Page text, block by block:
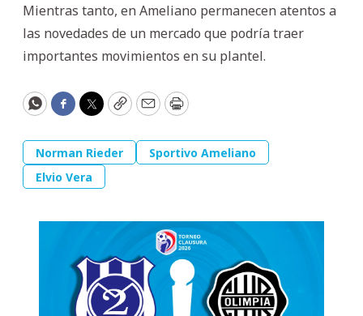
Mientras tanto, en Ameliano permanecen atentos a
las novedades de un mercado que podría traer
importantes movimientos en su plantel.
WhatsApp
Facebook
Twitter
CopyEmailPrint
Norman Rieder
Sportivo Ameliano
Elvio Vera